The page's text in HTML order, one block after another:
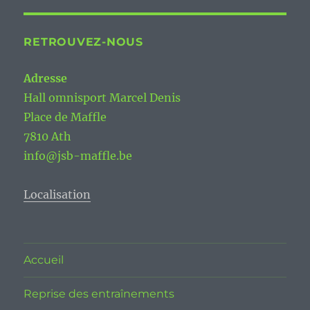
RETROUVEZ-NOUS
Adresse
Hall omnisport Marcel Denis
Place de Maffle
7810 Ath
info@jsb-maffle.be
Localisation
Accueil
Reprise des entraînements